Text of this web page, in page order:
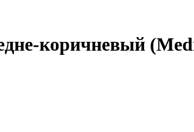
коричневый